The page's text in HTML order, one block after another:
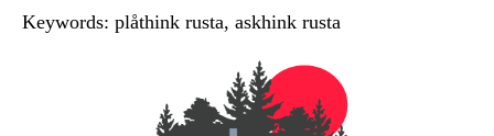
Keywords: plåthink rusta, askhink rusta